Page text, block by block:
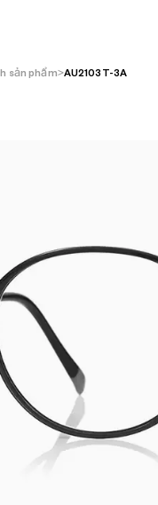
sản phẩm AU2103T-3A